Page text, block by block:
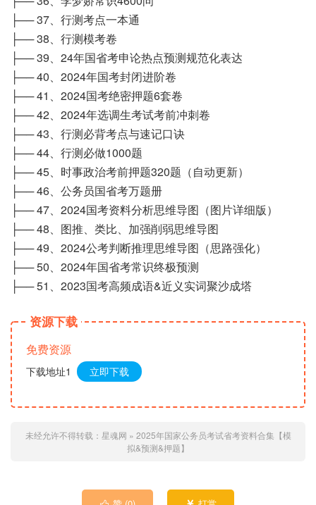
├── 37、行测考点一本通
├── 38、行测模考卷
├── 39、24年国省考申论热点预测规范化表达
├── 40、2024年国考封闭进阶卷
├── 41、2024国考绝密押题6套卷
├── 42、2024年选调生考试考前冲刺卷
├── 43、行测必背考点与速记口诀
├── 44、行测必做1000题
├── 45、时事政治考前押题320题（自动更新）
├── 46、公务员国省考万题册
├── 47、2024国考资料分析思维导图（图片详细版）
├── 48、图推、类比、加强削弱思维导图
├── 49、2024公考判断推理思维导图（思路强化）
├── 50、2024年国省考常识终极预测
├── 51、2023国考高频成语&近义实词聚沙成塔
资源下载
免费资源
下载地址1 立即下载
未经允许不得转载： 星魂网 » 2025年国家公务员考试省考资料合集【模
拟&预测&押题】